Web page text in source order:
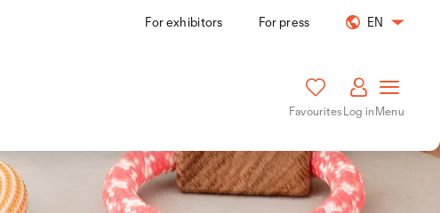
For exhibitors For press EN
FavouritesLog inMenu